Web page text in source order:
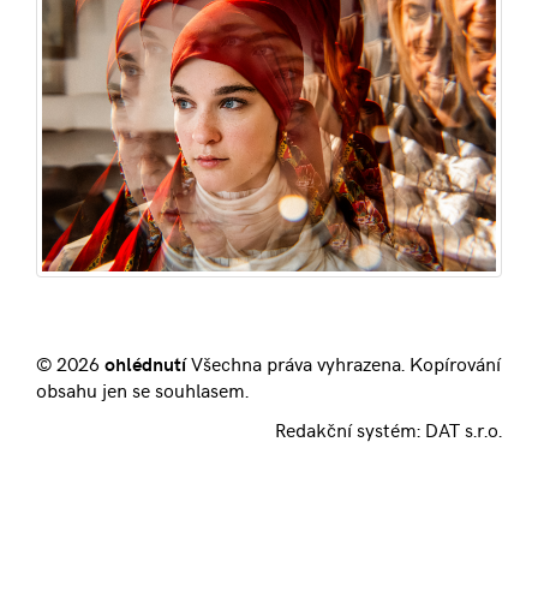
© 2026ohlédnutíVšechna práva vyhrazena. Kopírování
obsahu jen se souhlasem.
Redakční systém: DAT s.r.o.